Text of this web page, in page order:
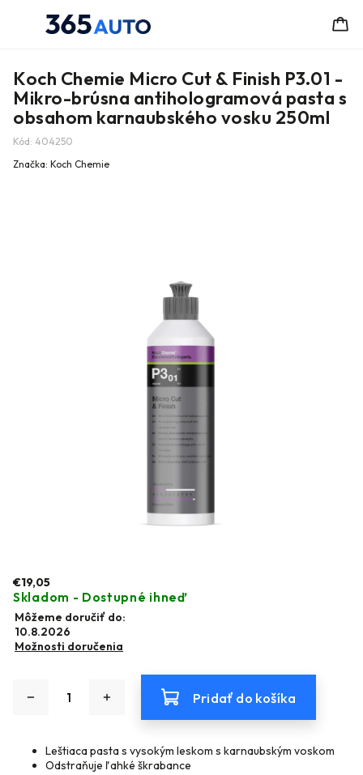
Koch Chemie Micro Cut & Finish P3.01 -
Mikro-brúsna antihologramová pasta s
obsahom karnaubského vosku 250ml
Kód: 404250
Značka: Koch Chemie
€19,05
Skladom - Dostupné ihneď
Môžeme doručiť do:
10.8.2026
Možnosti doručenia
Pridať do košíka
Leštiaca pasta s vysokým leskom s karnaubským voskom
Odstraňuje ľahké škrabance